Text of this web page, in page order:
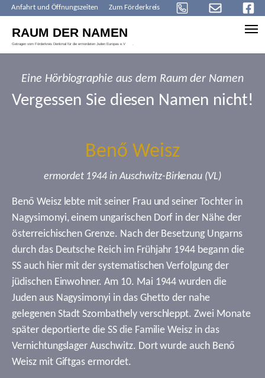
Anfahrt und Öffnungszeiten Zum Förderkreis
Eine Hörbiographie aus dem Raum der Namen
Vergessen Sie diesen Namen nicht!
Benő Weisz
ermordet 1944 in Auschwitz-Birkenau (VL)
Benő Weisz lebte mit seiner Frau und seiner Tochter in
Nagysimonyi, einem ungarischen Dorf in der Nähe der
österreichischen Grenze. Nach der Besetzung Ungarns
durch das Deutsche Reich im Frühjahr 1944 begann die
SS auch hier mit der systematischen Verfolgung der
jüdischen Einwohner. Am 10. Mai 1944 wurden die
Juden aus Nagysimonyi in das Ghetto der nahe
gelegenen Stadt Szombathely verschleppt. Zwei Monate
später deportierte die SS die Familie Weisz in das
Vernichtungslager Auschwitz. Dort wurde auch Benő
Weisz mit Giftgas ermordet.